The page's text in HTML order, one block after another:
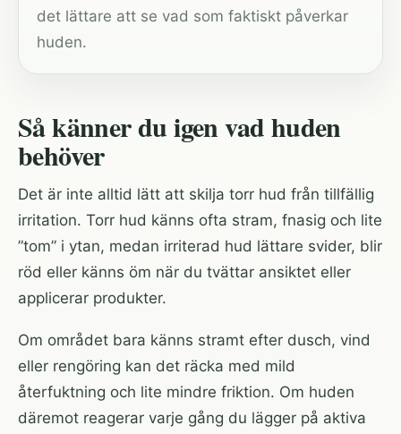
det lättare att se vad som faktiskt påverkar
huden.
Så känner du igen vad huden
behöver
Det är inte alltid lätt att skilja torr hud från tillfällig
irritation. Torr hud känns ofta stram, fnasig och lite
”tom” i ytan, medan irriterad hud lättare svider, blir
röd eller känns öm när du tvättar ansiktet eller
applicerar produkter.
Om området bara känns stramt efter dusch, vind
eller rengöring kan det räcka med mild
återfuktning och lite mindre friktion. Om huden
däremot reagerar varje gång du lägger på aktiva